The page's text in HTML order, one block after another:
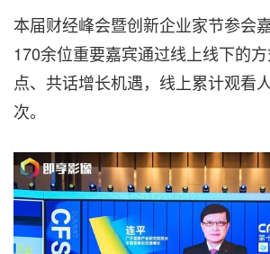
本届财经峰会暨创新企业家节参会
170余位重要嘉宾通过线上线下的
点、共话增长机遇，线上累计观看
次。